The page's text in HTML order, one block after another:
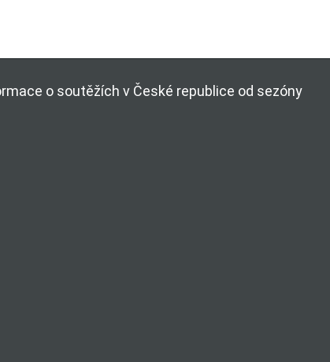
o soutěžích v České republice od sezóny